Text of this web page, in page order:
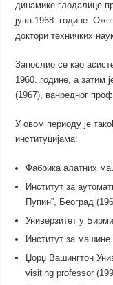
динамике глодалице
јуна 1968. године.
доктори техничких
Запослио се као
1960. године, а затим
(1967), ванредног
У овом периоду је
институцијама:
Фабрика алатних
Институт за
Пупин”, Београд
Универзитет у
Институт за
Џорџ Вашингтон
visiting professor